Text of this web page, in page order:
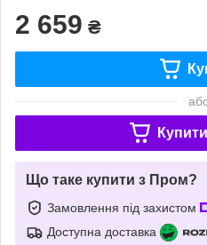
2 659 ₴
Що таке купити з Пром?
Замовлення під захистом
Доступна доставка